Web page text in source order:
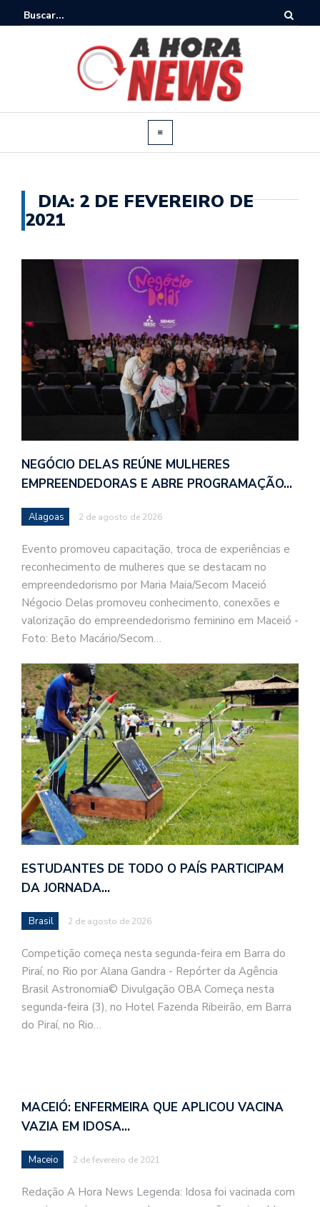
DIA: 2 DE FEVEREIRO DE
2021
NEGÓCIO DELAS REÚNE MULHERES
EMPREENDEDORAS E ABRE PROGRAMAÇÃO…
Alagoas 2 de agosto de 2026
Evento promoveu capacitação, troca de experiências e
reconhecimento de mulheres que se destacam no
empreendedorismo por Maria Maia/Secom Maceió
Négocio Delas promoveu conhecimento, conexões e
valorização do empreendedorismo feminino em Maceió -
Foto: Beto Macário/Secom…
ESTUDANTES DE TODO O PAÍS PARTICIPAM
DA JORNADA…
Brasil 2 de agosto de 2026
Competição começa nesta segunda-feira em Barra do
Piraí, no Rio por Alana Gandra - Repórter da Agência
Brasil Astronomia© Divulgação OBA Começa nesta
segunda-feira (3), no Hotel Fazenda Ribeirão, em Barra
do Piraí, no Rio…
MACEIÓ: ENFERMEIRA QUE APLICOU VACINA
VAZIA EM IDOSA…
Maceio 2 de fevereiro de 2021
Redação A Hora News Legenda: Idosa foi vacinada com